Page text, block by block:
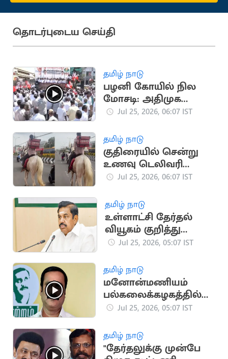
தொடர்புடைய செய்தி
தமிழ் நாடு
பழனி கோயில் நில
மோசடி: அதிமுக
ஆர்ப்பாட்டம்
Jul 25, 2026, 06:07 IST
தமிழ் நாடு
குதிரையில் சென்று
உணவு டெலிவரி
செய்யும் நபர்
Jul 25, 2026, 06:07 IST
தமிழ் நாடு
உள்ளாட்சி தேர்தல்
வியூகம் குறித்து
நிர்வாகிகளுடன்
Jul 25, 2026, 05:07 IST
தமிழ் நாடு
மனோன்மணியம்
பல்கலைக்கழகத்தில்
தமிழ்த்தாய்
மூன்றாமிடமா?
அன்புமணி கண்டனம்
Jul 25, 2026, 05:07 IST
தமிழ் நாடு
"தேர்தலுக்கு முன்பே